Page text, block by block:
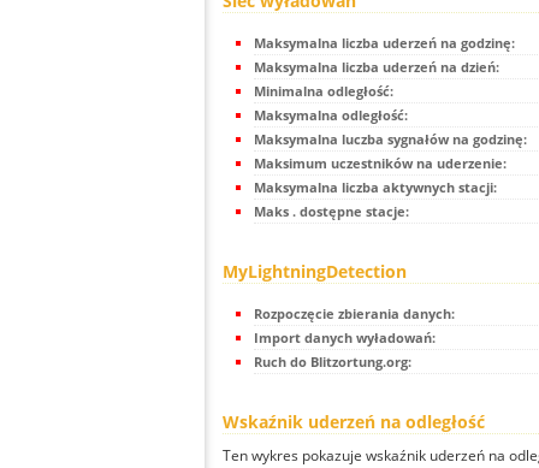
Maksymalna liczba uderzeń na godzinę:
Maksymalna liczba uderzeń na dzień:
Minimalna odległość:
Maksymalna odległość:
Maksymalna luczba sygnałów na godzinę:
Maksimum uczestników na uderzenie:
Maksymalna liczba aktywnych stacji:
Maks . dostępne stacje:
MyLightningDetection
Rozpoczęcie zbierania danych:
Import danych wyładowań:
Ruch do Blitzortung.org:
Wskaźnik uderzeń na odległość
Ten wykres pokazuje wskaźnik uderzeń na